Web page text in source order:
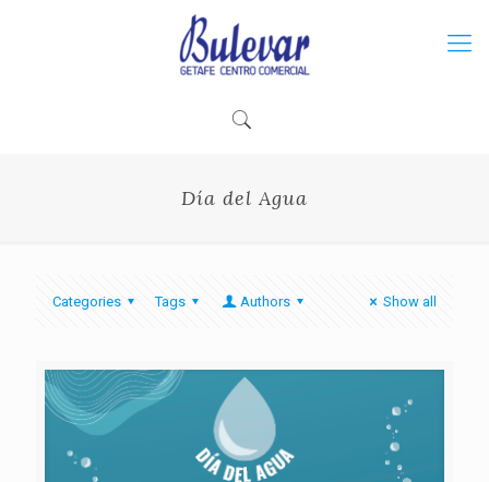
Día del Agua
Categories Tags Authors Show all